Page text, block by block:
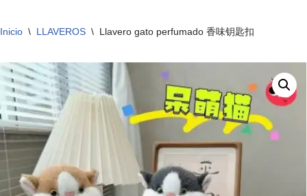
Inicio \ LLAVEROS \ Llavero gato perfumado 香味钥匙扣